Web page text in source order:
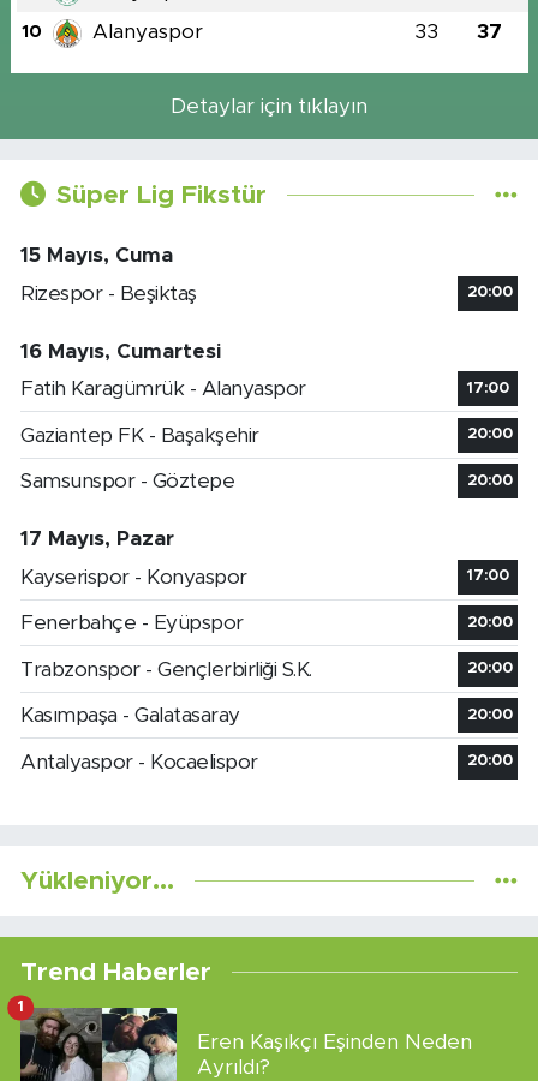
10 Alanyaspor 33 37
Detaylar için tıklayın
Süper Lig Fikstür
15 Mayıs, Cuma
Rizespor - Beşiktaş
20:00
16 Mayıs, Cumartesi
Fatih Karagümrük - Alanyaspor
17:00
Gaziantep FK - Başakşehir 20:00
Samsunspor - Göztepe 20:00
17 Mayıs, Pazar
Kayserispor - Konyaspor
17:00
Fenerbahçe - Eyüpspor 20:00
Trabzonspor - Gençlerbirliği S.K. 20:00
Kasımpaşa - Galatasaray 20:00
Antalyaspor - Kocaelispor 20:00
Yükleniyor...
Trend Haberler
Eren Kaşıkçı Eşinden Neden
Ayrıldı?
1